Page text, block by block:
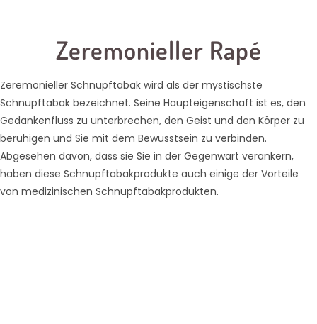
Zeremonieller Rapé
Zeremonieller Schnupftabak wird als der mystischste
Schnupftabak bezeichnet. Seine Haupteigenschaft ist es, den
Gedankenfluss zu unterbrechen, den Geist und den Körper zu
beruhigen und Sie mit dem Bewusstsein zu verbinden.
Abgesehen davon, dass sie Sie in der Gegenwart verankern,
haben diese Schnupftabakprodukte auch einige der Vorteile
von medizinischen Schnupftabakprodukten.